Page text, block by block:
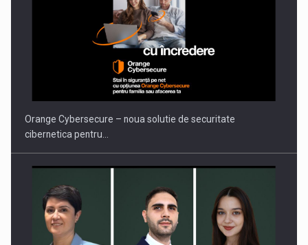
ROOTED IN ROMANIA, BUILT TO DELIVER TECHNOLOGY FOR
Orange Cybersecure – noua solutie de securitate
cibernetica pentru…